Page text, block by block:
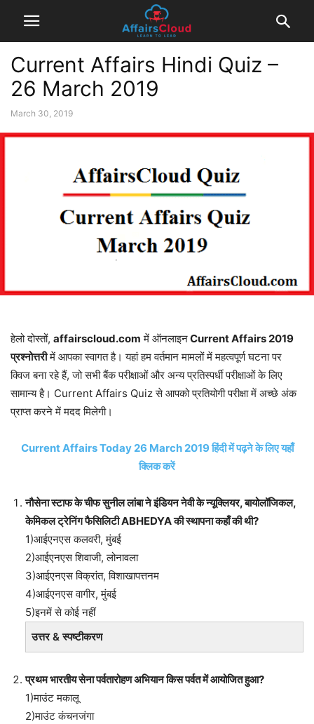
Current Affairs Hindi Quiz –
26 March 2019
March 30, 2019
हेलो दोस्तों, affairscloud.com में ऑनलाइनCurrent Affairs 2019
प्रश्नोत्तरीमें आपका स्वागत है। यहां हम वर्तमान मामलों में महत्वपूर्ण घटना पर
क्विज बना रहे हैं, जो सभी बैंक परीक्षाओं और अन्य प्रतिस्पर्धी परीक्षाओं के लिए
सामान्य है। Current Affairs Quiz से आपको प्रतियोगी परीक्षा में अच्छे अंक
प्राप्त करने में मदद मिलेगी।
Current Affairs Today 26 March 2019 हिंदी में पढ़ने के लिए यहाँ
क्लिक करें
नौसेना स्टाफ के चीफ सुनील लांबा ने इंडियन नेवी के न्यूक्लियर, बायोलॉजिकल,
केमिकल ट्रेनिंग फैसिलिटी ABHEDYA की स्थापना कहाँ की थी?
1)आईएनएस कलवरी, मुंबई
2)आईएनएस शिवाजी, लोनावला
3)आईएनएस विक्रांत, विशाखापत्तनम
4)आईएनएस वागीर, मुंबई
5)इनमें से कोई नहीं
उत्तर & स्पष्टीकरण
प्रथम भारतीय सेना पर्वतारोहण अभियान किस पर्वत में आयोजित हुआ?
1)माउंट मकालू
2)माउंट कंचनजंगा